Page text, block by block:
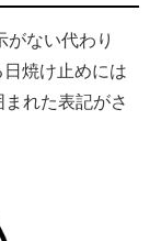
がない代わり
焼け止めには
れた表記がさ